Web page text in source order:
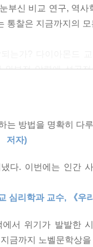
해결하면 미국의 미
앞으로 울타리 세우
재의 문제 혹은 예상
차단하려고 노력한
부신 비교 연구, 역
통찰은 지금까지의
외부적 압력에 성공
다층적 비교 연구는
후변화, 핵전쟁,
위해 꼭 필요한 것인
필요한 책이다.
담론을 논했던 기
는 방법을 명확히 다
저자)
다. 이번에는 인간
심리학과 교수, 《우
서 위기가 발발한
금까지 노벨문학상